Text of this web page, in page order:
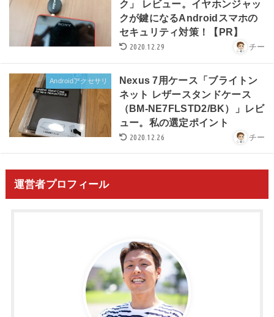
ク」 レビュー。イヤホンジャッ
クが鍵になるAndroidスマホの
セキュリティ対策！【PR】
2020.12.29 チー
Androidアクセサリ
Nexus 7用ケース「ブライトン
ネット レザースタンドケース
（BM-NE7FLSTD2/BK）」レビ
ュー。私の選定ポイント
2020.12.26 チー
運営者プロフィール